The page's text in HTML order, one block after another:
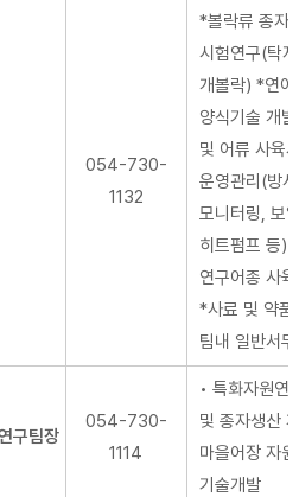
054-730-
1132
*볼락류 종자
시험연구(탁
개볼락) *연어
양식기술 개
및 어류 사육
운영관리(방
모니터링, 보
히트펌프 등)
연구어종 사
*사료 및 약
팀내 일반서무
구팀장
054-730-
1114
• 특화자원연
및 종자생산
마을어장 자
기술개발